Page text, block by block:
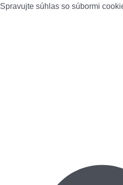
Spravujte súhlas so súbormi